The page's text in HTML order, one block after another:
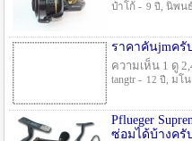
ป๋าโก้ - 9 ปี , นิพน
ราคาคันjmครั
ความเห็น 1 ดู
tangtr - 12 ปี , มโ
Pflueger
ซ่อมได้บ้างครั